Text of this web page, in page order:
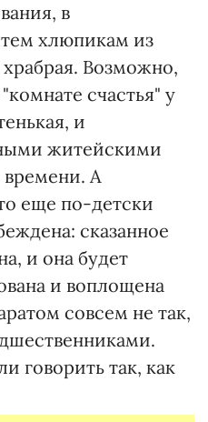
в
хлюпикам из
храбрая. Возможно,
счастья" у
и
житейскими
А
еще по-детски
сказанное
и она будет
и воплощена
совсем не так,
говорить так, как